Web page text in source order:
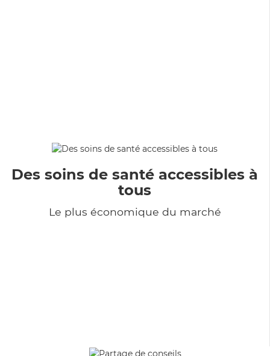
Des soins de santé accessibles à
tous
Le plus économique du marché